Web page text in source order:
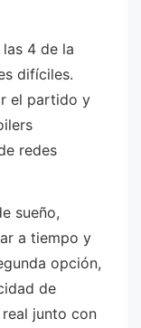
4 de la
difíciles.
el partido y
redes
sueño,
a tiempo y
opción,
de
junto con